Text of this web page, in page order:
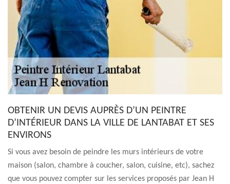
OBTENIR UN DEVIS AUPRÈS D’UN PEINTRE
D’INTÉRIEUR DANS LA VILLE DE LANTABAT ET SES
ENVIRONS
Si vous avez besoin de peindre les murs intérieurs de votre
maison (salon, chambre à coucher, salon, cuisine, etc), sachez
que vous pouvez compter sur les services proposés par Jean H